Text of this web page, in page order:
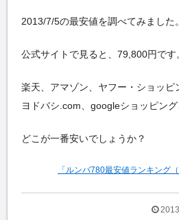
2013/7/5の最安値を調べてみました。
公式サイトで見ると、79,800円です
楽天、アマゾン、ヤフー・ショッピ
ヨドバシ.com、googleショッピング
どこが一番安いでしょうか？
「ルンバ780最安値ランキング